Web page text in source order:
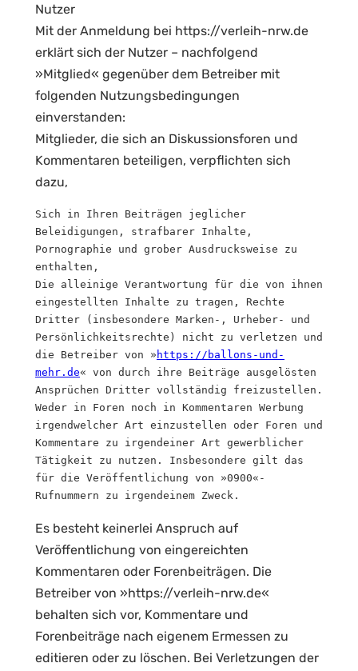
Nutzer
Mit der Anmeldung bei https://verleih-nrw.de
erklärt sich der Nutzer – nachfolgend
»Mitglied« gegenüber dem Betreiber mit
folgenden Nutzungsbedingungen
einverstanden:
Mitglieder, die sich an Diskussionsforen und
Kommentaren beteiligen, verpflichten sich
dazu,
Sich in Ihren Beiträgen jeglicher
Beleidigungen, strafbarer Inhalte,
Pornographie und grober Ausdrucksweise zu
enthalten,
Die alleinige Verantwortung für die von ihnen
eingestellten Inhalte zu tragen, Rechte
Dritter (insbesondere Marken-, Urheber- und
Persönlichkeitsrechte) nicht zu verletzen und
die Betreiber von » https://ballons-und-
mehr.de« von durch ihre Beiträge ausgelösten
Ansprüchen Dritter vollständig freizustellen.
Weder in Foren noch in Kommentaren Werbung
irgendwelcher Art einzustellen oder Foren und
Kommentare zu irgendeiner Art gewerblicher
Tätigkeit zu nutzen. Insbesondere gilt das
für die Veröffentlichung von »0900«-
Rufnummern zu irgendeinem Zweck.
Es besteht keinerlei Anspruch auf
Veröffentlichung von eingereichten
Kommentaren oder Forenbeiträgen. Die
Betreiber von »https://verleih-nrw.de«
behalten sich vor, Kommentare und
Forenbeiträge nach eigenem Ermessen zu
editieren oder zu löschen. Bei Verletzungen der